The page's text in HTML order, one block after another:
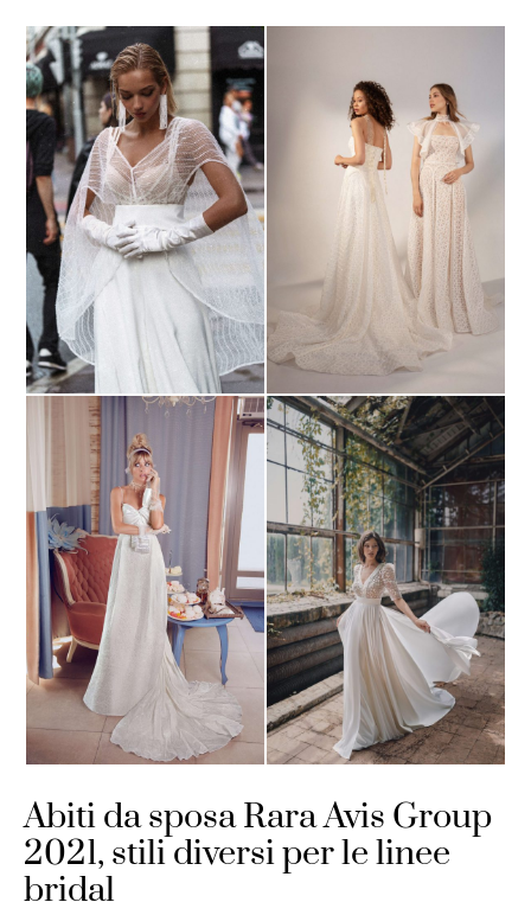
Abiti da sposa Rara Avis Group
2021, stili diversi per le linee
bridal